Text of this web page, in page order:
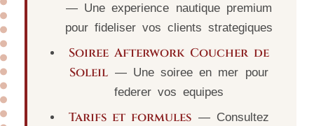
— Une experience nautique premium
pour fideliser vos clients strategiques
Soiree Afterwork Coucher de
Soleil — Une soiree en mer pour
federer vos equipes
Tarifs et formules — Consultez